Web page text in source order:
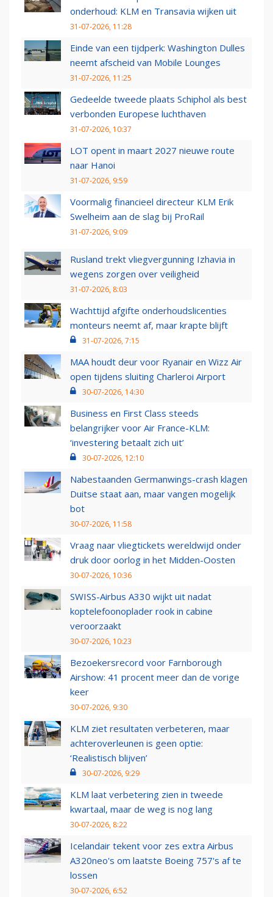
onderhoud: KLM en Transavia wijken uit
31-07-2026, 11:28
Einde van een tijdperk: Washington Dulles
neemt afscheid van Mobile Lounges
31-07-2026, 11:25
Gedeelde tweede plaats Schiphol als best
verbonden Europese luchthaven
31-07-2026, 10:37
LOT opent in maart 2027 nieuwe route
naar Hanoi
31-07-2026, 9:59
Voormalig financieel directeur KLM Erik
Swelheim aan de slag bij ProRail
31-07-2026, 9:09
Rusland trekt vliegvergunning Izhavia in
wegens zorgen over veiligheid
31-07-2026, 8:03
Wachttijd afgifte onderhoudslicenties
monteurs neemt af, maar krapte blijft
31-07-2026, 7:15
MAA houdt deur voor Ryanair en Wizz Air
open tijdens sluiting Charleroi Airport
30-07-2026, 14:30
Business en First Class steeds
belangrijker voor Air France-KLM:
‘investering betaalt zich uit’
30-07-2026, 12:10
Nabestaanden Germanwings-crash klagen
Duitse staat aan, maar vangen mogelijk
bot
30-07-2026, 11:58
Vraag naar vliegtickets wereldwijd onder
druk door oorlog in het Midden-Oosten
30-07-2026, 10:36
SWISS-Airbus A330 wijkt uit nadat
koptelefoonoplader rook in cabine
veroorzaakt
30-07-2026, 10:23
Bezoekersrecord voor Farnborough
Airshow: 41 procent meer dan de vorige
keer
30-07-2026, 9:30
KLM ziet resultaten verbeteren, maar
achteroverleunen is geen optie:
‘Realistisch blijven’
30-07-2026, 9:29
KLM laat verbetering zien in tweede
kwartaal, maar de weg is nog lang
30-07-2026, 8:22
Icelandair tekent voor zes extra Airbus
A320neo's om laatste Boeing 757's af te
lossen
30-07-2026, 6:52